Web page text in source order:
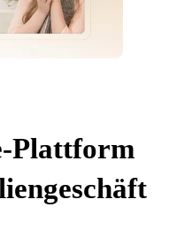
Plattform